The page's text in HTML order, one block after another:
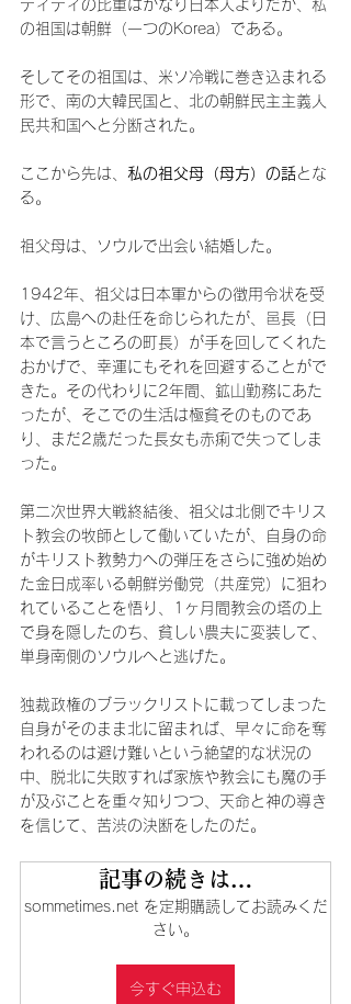
ティティの比重はかなり日本人よりだが、私
の祖国は朝鮮（一つのKorea）である。
そしてその祖国は、米ソ冷戦に巻き込まれる
形で、南の大韓民国と、北の朝鮮民主主義人
民共和国へと分断された。
ここから先は、 私の祖父母（母方）の話とな
る。
祖父母は、ソウルで出会い結婚した。
1942年、祖父は日本軍からの徴用令状を受
け、広島への赴任を命じられたが、 邑長（日
本で言うところの町長）が手を回してくれた
おかげで、幸運にもそれを回避することがで
きた。その代わりに2年間、鉱山勤務にあた
ったが、そこでの生活は極貧そのものであ
り、まだ2歳だった長女も赤痢で失ってしま
った。
第二次世界大戦終結後、祖父は北側でキリス
ト教会の牧師として働いていたが、自身の命
がキリスト教勢力への弾圧をさらに強め始め
た金日成率いる朝鮮労働党（共産党）に狙わ
れていることを悟り、1ヶ月間教会の塔の上
で身を隠したのち、貧しい農夫に変装して、
単身南側のソウルへと逃げた。
独裁政権のブラックリストに載ってしまった
自身がそのまま北に留まれば、早々に命を奪
われるのは避け難いという絶望的な状況の
中、脱北に失敗すれば家族や教会にも魔の手
が及ぶことを重々知りつつ、天命と神の導き
を信じて、苦渋の決断をしたのだ。
記事の続きは…
sommetimes.net を定期購読してお読みくだ
さい。
今すぐ申込む